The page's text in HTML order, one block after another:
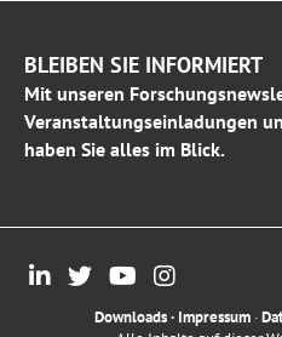
BLEIBEN SIE INFORMIERT
Mit unseren
Veranstaltungseinladungen
haben Sie alles im Blick.
Downloads· Impressum ·